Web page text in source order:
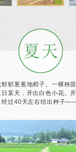
郁葱葱地稻子。 一棵秧
日某天，开出白色小花。
经过40天左右结出种子——